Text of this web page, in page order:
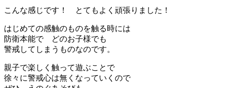
こんな感じです！ とてもよく頑張りました！
はじめての感触のものを触る時には
防衛本能で どのお子様でも
警戒してしまうものなのです。
親子で楽しく触って遊ぶことで
徐々に警戒心は無くなっていくので